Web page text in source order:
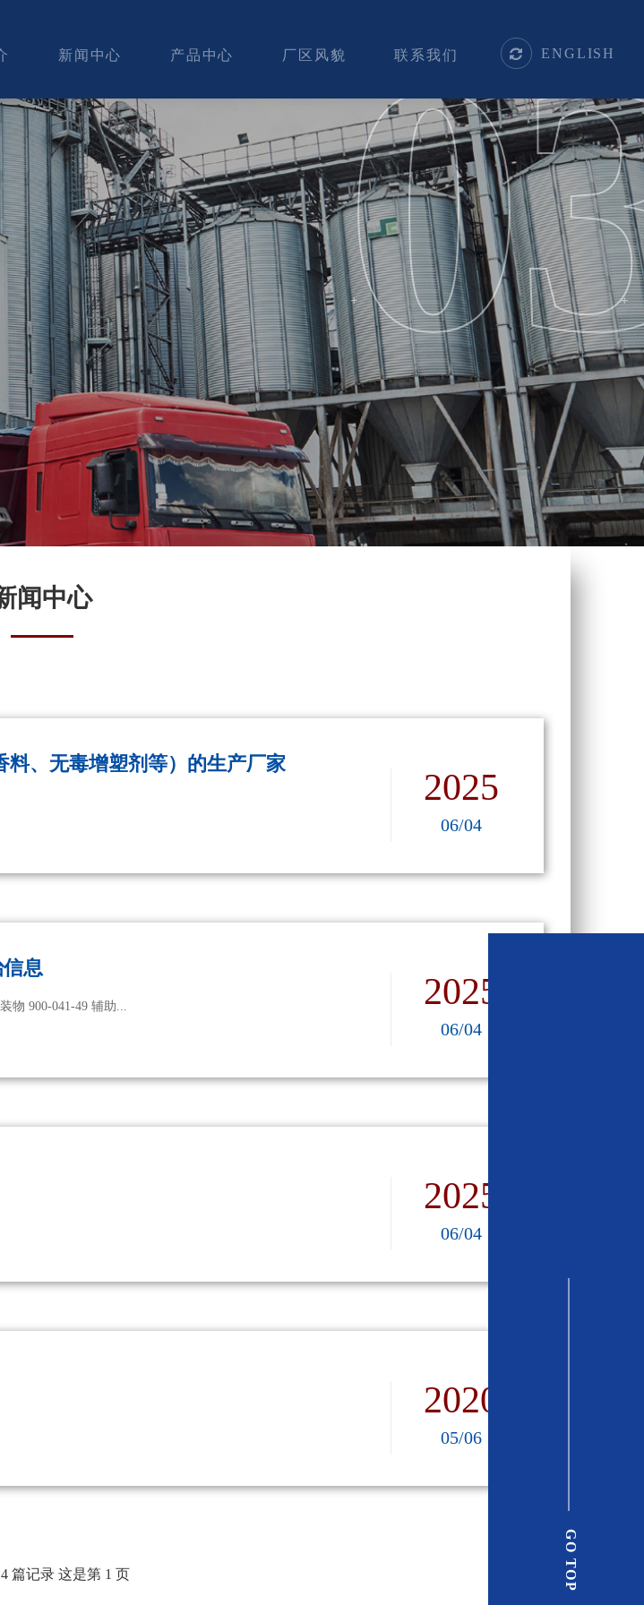
新闻中心 产品中心 厂区风貌 联系我们 ENGLISH
闻中心
、无毒增塑剂等）的生产厂家
2025
06/04
息
危险废物名称 危险废物代码 产生环节 危险废物特性 危险废物去向 废弃包 装物 900-041-49 辅助... 2025
06/04
2025
06/04
2020
05/06
篇记录 这是第 1 页 GO TOP